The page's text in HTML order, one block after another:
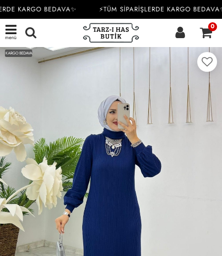
KARGO BEDAVA✨ ⚡TÜM SİPARİŞLERDE KARGO BEDAVA✨
menü
0
KARGO BEDAVA